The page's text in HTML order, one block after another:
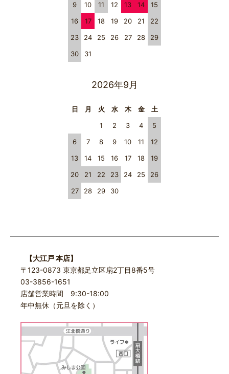
9
10 11 12 13 14
15
16
17 18 19 20 21
22
23
24 25 26 27 28
29
30
31
2026年9月
日 月 火 水 木 金
土
1
2 3 4
5
6
7 8 9 10 11
12
13
14 15 16 17 18
19
20
21 22 23 24 25
26
27
28 29 30
【大江戸 本店】
〒123-0873 東京都足立区扇2丁目8番5号
03-3856-1651
店舗営業時間 9:30-18:00
年中無休（元旦を除く）